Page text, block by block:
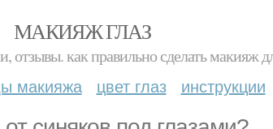
МАКИЯЖ ГЛАЗ
отзывы. как правильно сделать макияж
макияжа цвет глаз инструкции